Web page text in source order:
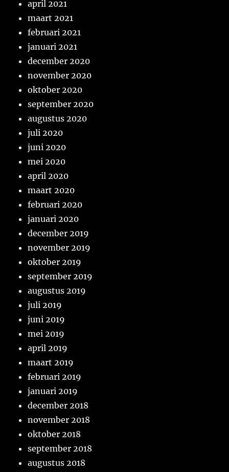
april 2021
maart 2021
februari 2021
januari 2021
december 2020
november 2020
oktober 2020
september 2020
augustus 2020
juli 2020
juni 2020
mei 2020
april 2020
maart 2020
februari 2020
januari 2020
december 2019
november 2019
oktober 2019
september 2019
augustus 2019
juli 2019
juni 2019
mei 2019
april 2019
maart 2019
februari 2019
januari 2019
december 2018
november 2018
oktober 2018
september 2018
augustus 2018